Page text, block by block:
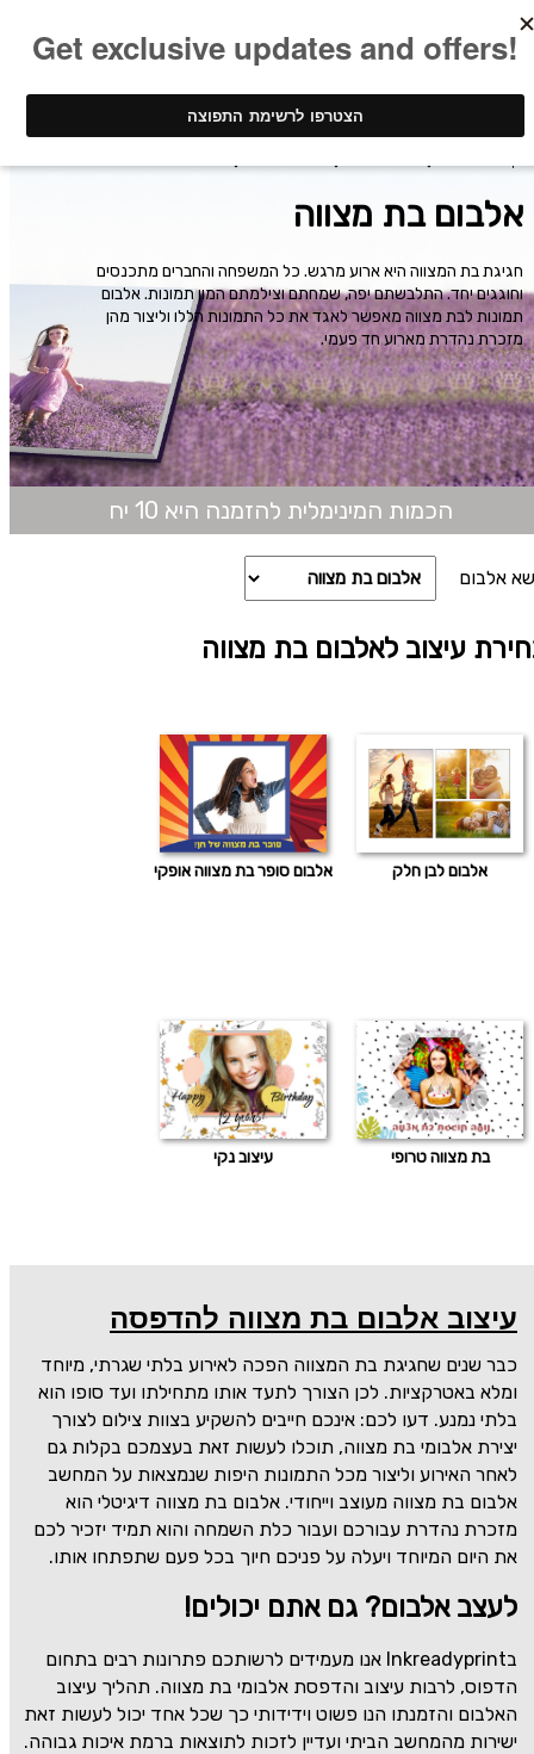
אלבום בת מצווה
חגיגת בת המצווה היא ארוע מרגש. כל המשפחה והחברים מתכנסים
וחוגגים יחד. התלבשתם יפה, שמחתם וצילמתם המון תמונות. אלבום
תמונות לבת מצווה מאפשר לאגד את כל התמונות הללו וליצור מהן
מזכרת נהדרת מארוע חד פעמי.
הכמות המינימלית להזמנה היא 10 יח
אלבום
עיצוב לאלבום בת מצווה
אלבום לבן חלק אלבום סופר בת מצווה אופקי
בת מצווה טרופי עיצוב נקי
עיצוב אלבום בת מצווה להדפסה
כבר שנים שחגיגת בת המצווה הפכה לאירוע בלתי שגרתי, מיוחד
ומלא באטרקציות. לכן הצורך לתעד אותו מתחילתו ועד סופו הוא
בלתי נמנע. דעו לכם: אינכם חייבים להשקיע בצוות צילום לצורך
יצירת אלבומי בת מצווה, תוכלו לעשות זאת בעצמכם בקלות גם
לאחר האירוע וליצור מכל התמונות היפות שנמצאות על המחשב
אלבום בת מצווה מעוצב וייחודי. אלבום בת מצווה דיגיטלי הוא
מזכרת נהדרת עבורכם ועבור כלת השמחה והוא תמיד יזכיר לכם
את היום המיוחד ויעלה על פניכם חיוך בכל פעם שתפתחו אותו.
לעצב אלבום? גם אתם יכולים!
בInkreadyprint אנו מעמידים לרשותכם פתרונות רבים בתחום
הדפוס, לרבות עיצוב והדפסת אלבומי בת מצווה. תהליך עיצוב
האלבום והזמנתו הנו פשוט וידידותי כך שכל אחד יכול לעשות זאת
ישירות מהמחשב הביתי ועדיין לזכות לתוצאות ברמת איכות גבוהה.